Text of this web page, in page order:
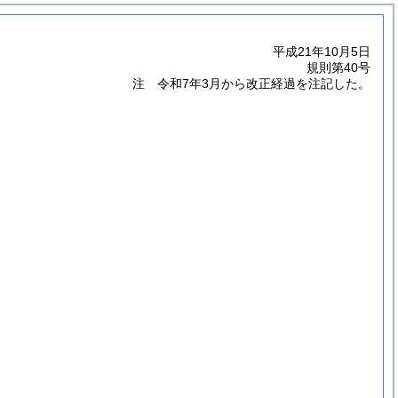
平成21年10月5日
規則第40号
注 令和7年3月から改正経過を注記した。